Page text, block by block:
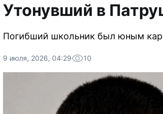
Утонувший в
Погибший школьник был юным
9 июля, 2026, 04:29 10